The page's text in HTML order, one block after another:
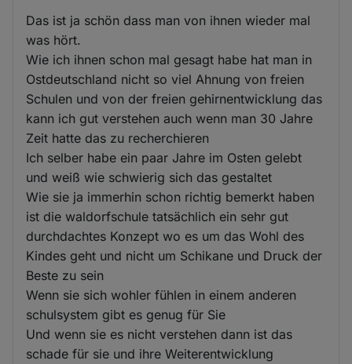
Das ist ja schön dass man von ihnen wieder mal
was hört.
Wie ich ihnen schon mal gesagt habe hat man in
Ostdeutschland nicht so viel Ahnung von freien
Schulen und von der freien gehirnentwicklung das
kann ich gut verstehen auch wenn man 30 Jahre
Zeit hatte das zu recherchieren
Ich selber habe ein paar Jahre im Osten gelebt
und weiß wie schwierig sich das gestaltet
Wie sie ja immerhin schon richtig bemerkt haben
ist die waldorfschule tatsächlich ein sehr gut
durchdachtes Konzept wo es um das Wohl des
Kindes geht und nicht um Schikane und Druck der
Beste zu sein
Wenn sie sich wohler fühlen in einem anderen
schulsystem gibt es genug für Sie
Und wenn sie es nicht verstehen dann ist das
schade für sie und ihre Weiterentwicklung